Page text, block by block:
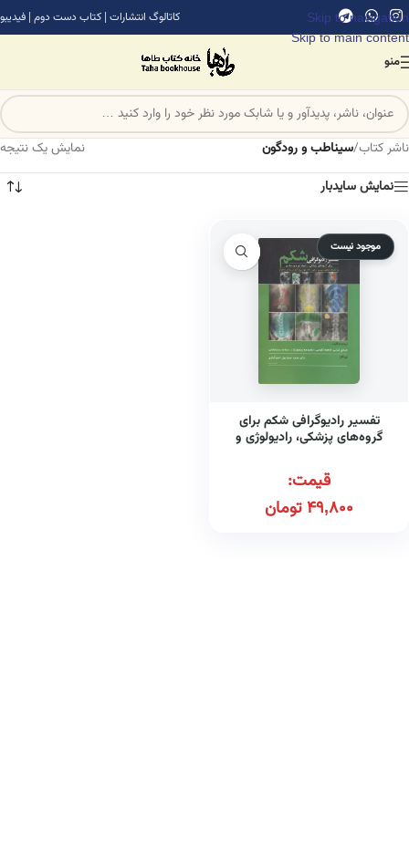
Skip to navigation
Skip to main content
کاتالوگ انتشارات | کتاب دست دوم | فیدیبو
منو
ناشر کتاب/سیناطب و رودگون
نمایش یک نتیجه
نمایش سایدبار
موجود نیست
تفسیر رادیوگرافی شکم برای
گروه‌های پزشکی، رادیولوژی و
قیمت:
49,800تومان